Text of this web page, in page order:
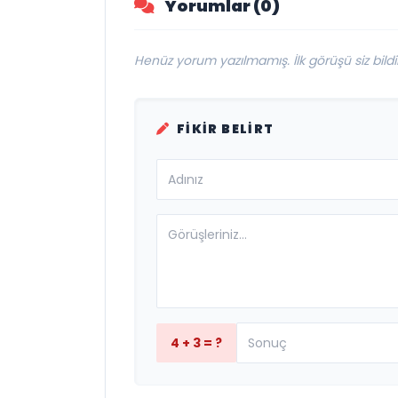
Yorumlar (0)
Henüz yorum yazılmamış. İlk görüşü siz
FIKIR BELIRT
4 + 3 = ?